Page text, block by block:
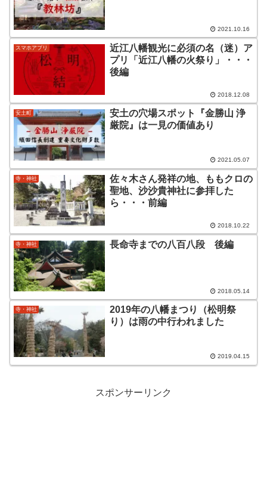
2021.10.16
スマホアプリ
近江八幡観光に必須の名（迷）ア
プリ「近江八幡の火祭り」・・・
後編
2018.12.08
安土町
安土の穴場スポット『金勝山 浄
厳院』は一見の価値あり
2021.05.07
寺・神社
佐々木さん発祥の地、ももクロの
聖地、沙沙貴神社に参拝した
ら・・・前編
2018.10.22
寺・神社 長命寺までの八百八段 後編
2018.05.14
寺・神社
2019年の八幡まつり（松明祭
り）は雨の中行われました
2019.04.15
スポンサーリンク